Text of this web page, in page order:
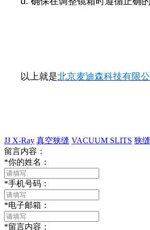
以上就是北京麦迪森科技有限公
JJ X-Ray 真空狭缝 VACUUM SLITS 狭
留言内容：
*你的姓名：
*手机号码：
*电子邮箱：
*留言内容：